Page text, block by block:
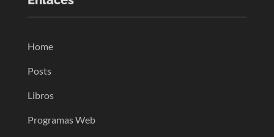
Home
Posts
Libros
Programas Web